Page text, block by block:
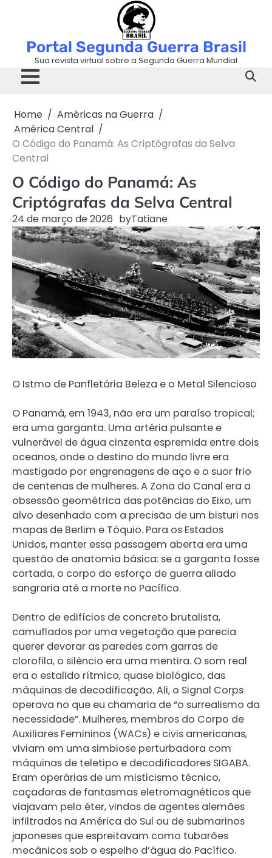
Portal Segunda Guerra Brasil
Sua revista virtual sobre a Segunda Guerra Mundial
Home
Américas na Guerra
América Central
O Código do Panamá: As Criptógrafas da Selva
Central
O Código do Panamá: As
Criptógrafas da Selva Central
24 de março de 2026 byTatiane
O Istmo de Panfletária Beleza e o Metal Silencioso
O Panamá, em 1943, não era um paraíso tropical;
era uma garganta. Uma artéria pulsante e
vulnerável de água cinzenta espremida entre dois
oceanos, onde o destino do mundo livre era
mastigado por engrenagens de aço e o suor frio
de centenas de mulheres. A Zona do Canal era a
obsessão geométrica das potências do Eixo, um
alvo desenhado com a precisão de um bisturi nos
mapas de Berlim e Tóquio. Para os Estados
Unidos, manter essa passagem aberta era uma
questão de anatomia básica: se a garganta fosse
cortada, o corpo do esforço de guerra aliado
sangraria até a morte no Pacífico.
Dentro de edifícios de concreto brutalista,
camuflados por uma vegetação que parecia
querer devorar as paredes com garras de
clorofila, o silêncio era uma mentira. O som real
era o estalido rítmico, quase biológico, das
máquinas de decodificação. Ali, o Signal Corps
operava no que eu chamaria de “o surrealismo da
necessidade”. Mulheres, membros do Corpo de
Auxiliares Femininos (WACs) e civis americanas,
viviam em uma simbiose perturbadora com
máquinas de teletipo e decodificadores SIGABA.
Eram operárias de um misticismo técnico,
caçadoras de fantasmas eletromagnéticos que
viajavam pelo éter, vindos de agentes alemães
infiltrados na América do Sul ou de submarinos
japoneses que espreitavam como tubarões
mecânicos sob o espelho d’água do Pacífico.